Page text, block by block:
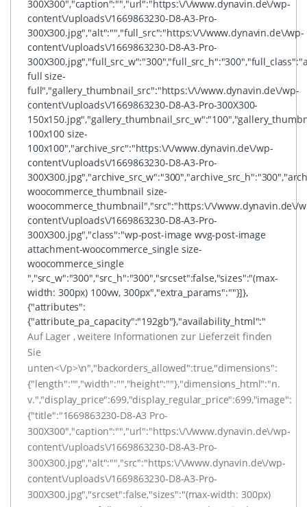
300X300","caption":"","url":"https:\/\/www.dynavin.de\/wp-
content\/uploads\/1669863230-D8-A3-Pro-
300X300.jpg","alt":"","full_src":"https:\/\/www.dynavin.de\/wp-
content\/uploads\/1669863230-D8-A3-Pro-
full size-
full","gallery_thumbnail_src":"https:\/\/www.dynavin.de\/wp-
content\/uploads\/1669863230-D8-A3-Pro-300X300-
100x100 size-
100x100","archive_src":"https:\/\/www.dynavin.de\/wp-
content\/uploads\/1669863230-D8-A3-Pro-
woocommerce_thumbnail size-
woocommerce_thumbnail","src":"https:\/\/www.dynavin.de\/
content\/uploads\/1669863230-D8-A3-Pro-
300X300.jpg","class":"wp-post-image wvg-post-image
attachment-woocommerce_single size-
woocommerce_single
","src_w":"300","src_h":"300","srcset":false,"sizes":"(max-
width: 300px) 100vw, 300px","extra_params":""}]},
{"attributes":
{"attribute_pa_capacity":"192gb"},"availability_html":"
Auf Lager , weitere Informationen zur Lieferzeit finden
Sie
unten<\/p>\n","backorders_allowed":true,"dimensions":
{"length":"","width":"","height":""},"dimensions_html":"n.
v.","display_price":699,"display_regular_price":699,"image":
{"title":"1669863230-D8-A3 Pro-
300X300","caption":"","url":"https:\/\/www.dynavin.de\/wp-
content\/uploads\/1669863230-D8-A3-Pro-
300X300.jpg","alt":"","src":"https:\/\/www.dynavin.de\/wp-
content\/uploads\/1669863230-D8-A3-Pro-
300X300.jpg","srcset":false,"sizes":"(max-width: 300px)